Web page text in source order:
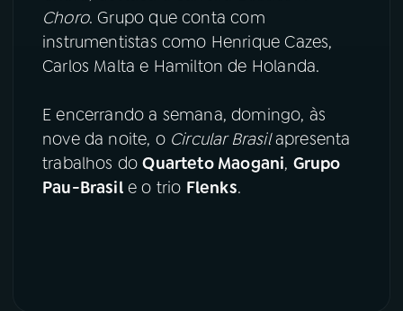
Choro. Grupo que conta com
instrumentistas como Henrique Cazes,
Carlos Malta e Hamilton de Holanda.
E encerrando a semana, domingo, às
nove da noite, o Circular Brasilapresenta
trabalhos doQuarteto Maogani, Grupo
Pau-Brasile o trio Flenks.